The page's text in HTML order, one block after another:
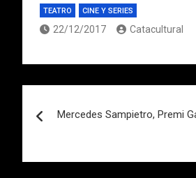
TEATRO CINE Y SERIES
22/12/2017 Catacultural
de
entradas
Mercedes Sampietro, Premi